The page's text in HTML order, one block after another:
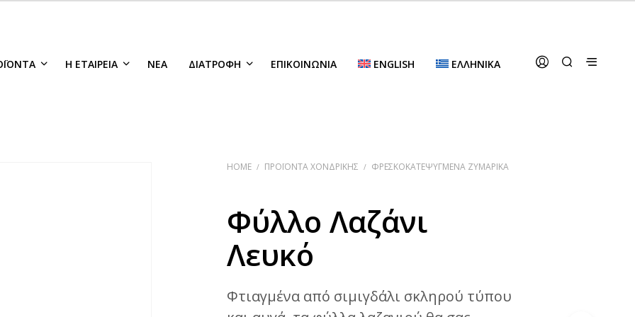
Η ΕΤΑΙΡΕΊΑ ΝΈΑ ΔΙΑΤΡΟΦΉ ΕΠΙΚΟΙΝΩΝΊΑ ENGLISH ΕΛΛΗΝΙΚΆ
HOME / ΠΡΟΪΌΝΤΑ ΧΟΝΔΡΙΚΉΣ / ΦΡΕΣΚΟΚΑΤΕΨΥΓΜΈΝΑ ΖΥΜΑΡΙΚΆ
Φύλλο Λαζάνι
Λευκό
Φτιαγμένα από σιμιγδάλι σκληρού τύπου